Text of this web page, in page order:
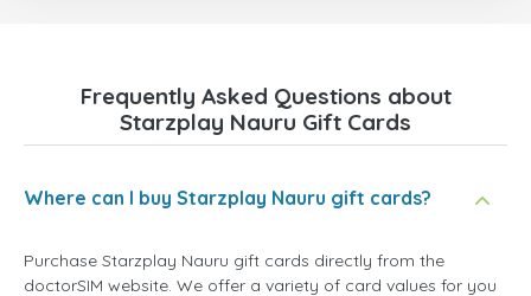
Frequently Asked Questions about
Starzplay Nauru Gift Cards
Where can I buy Starzplay Nauru gift cards?
Purchase Starzplay Nauru gift cards directly from the
doctorSIM website. We offer a variety of card values for you